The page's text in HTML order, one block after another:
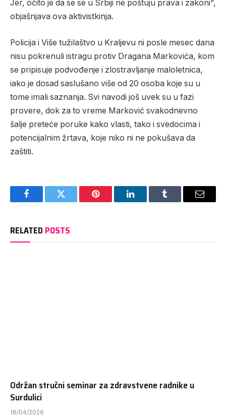
Jer, očito je da se se u Srbiji ne poštuju prava i zakoni“,
objašnjava ova aktivistkinja.
Policija i Više tužilaštvo u Kraljevu ni posle mesec dana
nisu pokrenuli istragu protiv Dragana Markovića, kom
se pripisuje podvođenje i zlostravljanje maloletnica,
iako je dosad saslušano više od 20 osoba koje su u
tome imali saznanja. Svi navodi još uvek su u fazi
provere, dok za to vreme Marković svakodnevno
šalje preteće poruke kako vlasti, tako i svedocima i
potencijalnim žrtava, koje niko ni ne pokušava da
zaštiti.
FacebookTwitter Pinterest LinkedInTumblr Email
RELATED POSTS
Održan stručni seminar za zdravstvene radnike u
Surdulici
16/04/2026